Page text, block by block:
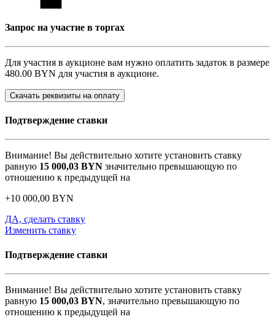
Запрос на участие в торгах
Для участия в аукционе вам нужно оплатить задаток в размере
480.00 BYN для участия в аукционе.
Скачать реквизиты на оплату
Подтверждение ставки
Внимание! Вы действительно хотите установить ставку
равную 15 000,03 BYN значительно превышающую по
отношению к предыдущей на
+10 000,00 BYN
ДА, сделать ставку
Изменить ставку
Подтверждение ставки
Внимание! Вы действительно хотите установить ставку
равную 15 000,03 BYN, значительно превышающую по
отношению к предыдущей на